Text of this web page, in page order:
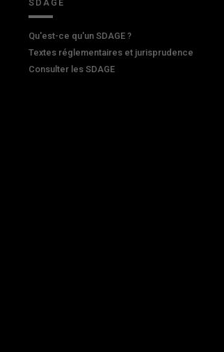
SDAGE
Qu'est-ce qu'un SDAGE ?
Textes réglementaires et jurisprudence
Consulter les SDAGE